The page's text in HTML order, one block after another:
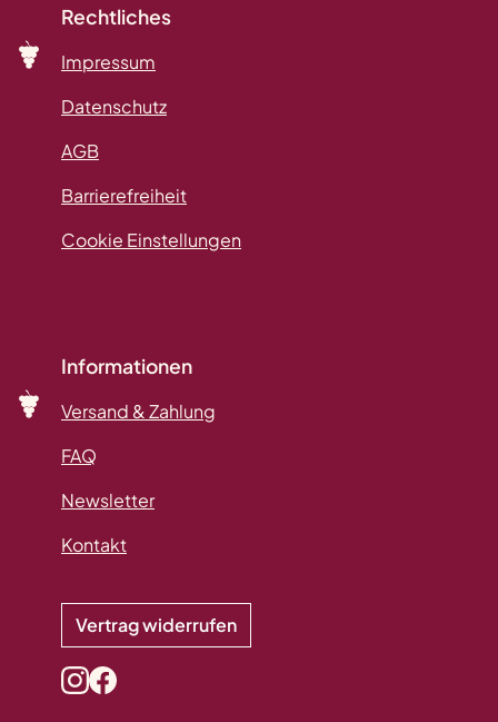
Rechtliches
Impressum
Datenschutz
AGB
Barrierefreiheit
Cookie Einstellungen
Informationen
Versand & Zahlung
FAQ
Newsletter
Kontakt
Vertrag widerrufen